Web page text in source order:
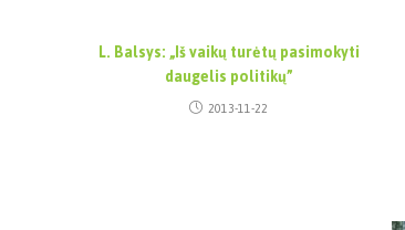
L. Balsys: „Iš vaikų turėtų pasimokyti
daugelis politikų”
2013-11-22